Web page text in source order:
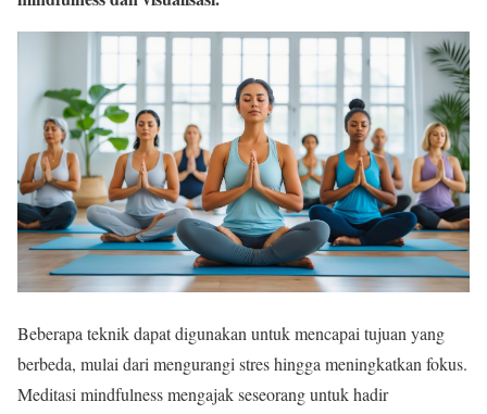
Beberapa teknik dapat digunakan untuk mencapai tujuan yang
berbeda, mulai dari mengurangi stres hingga meningkatkan fokus.
Meditasi mindfulness mengajak seseorang untuk hadir